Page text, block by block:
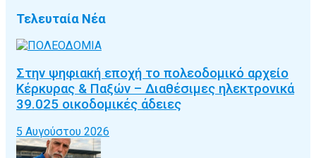
Τελευταία Νέα
Στην ψηφιακή εποχή το πολεοδομικό αρχείο
Κέρκυρας & Παξών – Διαθέσιμες ηλεκτρονικά
39.025 οικοδομικές άδειες
5 Αυγούστου 2026